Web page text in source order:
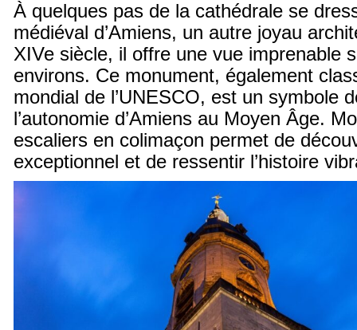
À quelques pas de la cathédrale se
médiéval d’Amiens, un autre joyau
XIVe siècle, il offre une vue imprenable
environs. Ce monument, également
mondial de l’UNESCO, est un symbole
l’autonomie d’Amiens au Moyen Âge.
escaliers en colimaçon permet de
exceptionnel et de ressentir l’histoire